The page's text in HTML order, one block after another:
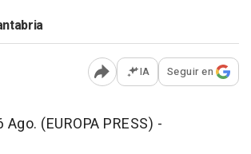
Abrir opciones para
IA Seguir en
Ago. (EUROPA PRESS) -